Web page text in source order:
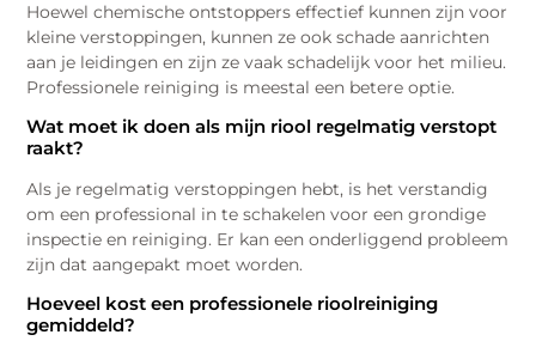
Hoewel chemische ontstoppers effectief kunnen zijn voor
kleine verstoppingen, kunnen ze ook schade aanrichten
aan je leidingen en zijn ze vaak schadelijk voor het milieu.
Professionele reiniging is meestal een betere optie.
Wat moet ik doen als mijn riool regelmatig verstopt
raakt?
Als je regelmatig verstoppingen hebt, is het verstandig
om een professional in te schakelen voor een grondige
inspectie en reiniging. Er kan een onderliggend probleem
zijn dat aangepakt moet worden.
Hoeveel kost een professionele rioolreiniging
gemiddeld?